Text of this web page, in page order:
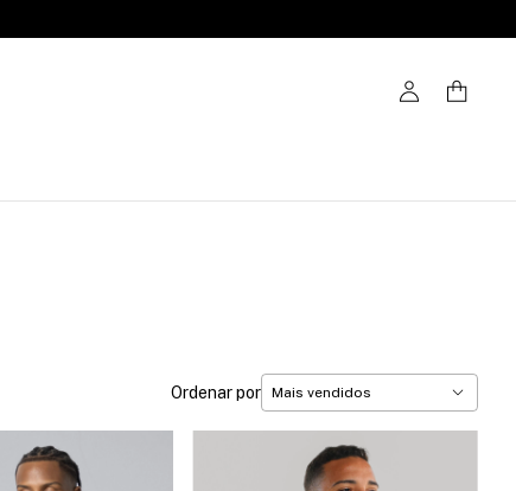
Ordenar por